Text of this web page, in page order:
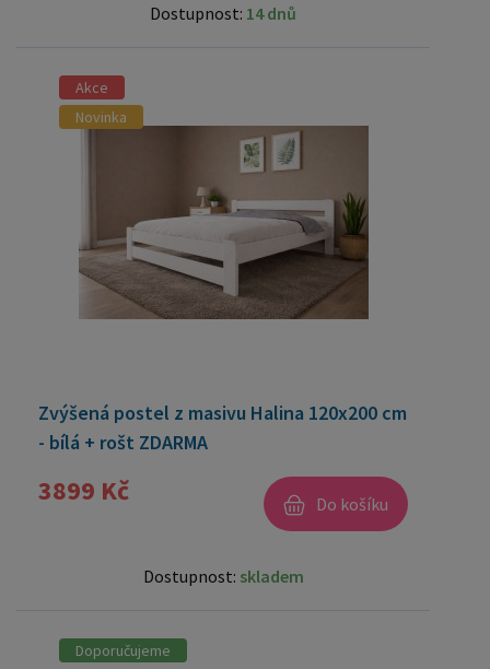
Dostupnost: 14 dnů
Akce
Novinka
Zvýšená postel z masivu Halina 120x200 cm
- bílá + rošt ZDARMA
3899 Kč Do košíku
Dostupnost: skladem
Doporučujeme